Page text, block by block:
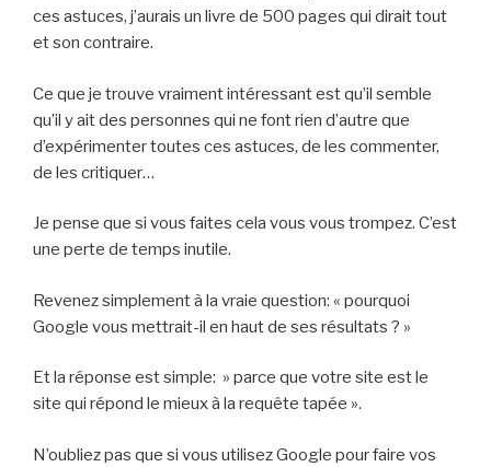
ces astuces, j’aurais un livre de 500 pages qui dirait tout
et son contraire.
Ce que je trouve vraiment intéressant est qu’il semble
qu’il y ait des personnes qui ne font rien d’autre que
d’expérimenter toutes ces astuces, de les commenter,
de les critiquer…
Je pense que si vous faites cela vous vous trompez. C’est
une perte de temps inutile.
Revenez simplement à la vraie question: « pourquoi
Google vous mettrait-il en haut de ses résultats ? »
Et la réponse est simple: » parce que votre site est le
site qui répond le mieux à la requête tapée ».
N’oubliez pas que si vous utilisez Google pour faire vos